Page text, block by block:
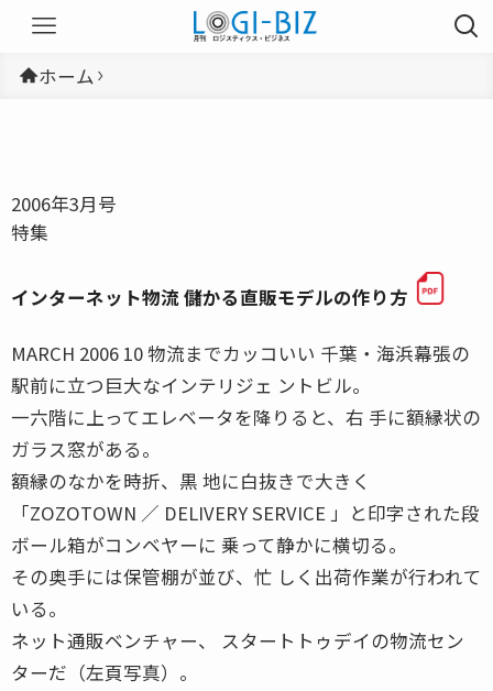
ホーム
2006年3月号
特集
インターネット物流 儲かる直販モデルの作り方
MARCH 2006 10 物流までカッコいい 千葉・海浜幕張の
駅前に立つ巨大なインテリジェ ントビル。
一六階に上ってエレベータを降りると、右 手に額縁状の
ガラス窓がある。
額縁のなかを時折、黒 地に白抜きで大きく
「ZOZOTOWN ／ DELIVERY SERVICE 」と印字された段
ボール箱がコンベヤーに 乗って静かに横切る。
その奥手には保管棚が並び、忙 しく出荷作業が行われて
いる。
ネット通販ベンチャー、 スタートトゥデイの物流セン
ターだ（左頁写真）。